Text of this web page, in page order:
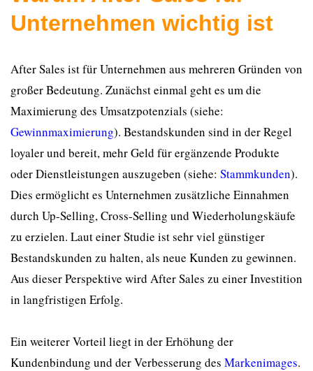
Unternehmen wichtig ist
After Sales ist für Unternehmen aus mehreren Gründen von
großer Bedeutung. Zunächst einmal geht es um die
Maximierung des Umsatzpotenzials (siehe:
Gewinnmaximierung). Bestandskunden sind in der Regel
loyaler und bereit, mehr Geld für ergänzende Produkte
oder Dienstleistungen auszugeben (siehe: Stammkunden).
Dies ermöglicht es Unternehmen zusätzliche Einnahmen
durch Up-Selling, Cross-Selling und Wiederholungskäufe
zu erzielen. Laut einer Studie ist sehr viel günstiger
Bestandskunden zu halten, als neue Kunden zu gewinnen.
Aus dieser Perspektive wird After Sales zu einer Investition
in langfristigen Erfolg.
Ein weiterer Vorteil liegt in der Erhöhung der
Kundenbindung und der Verbesserung des Markenimages.